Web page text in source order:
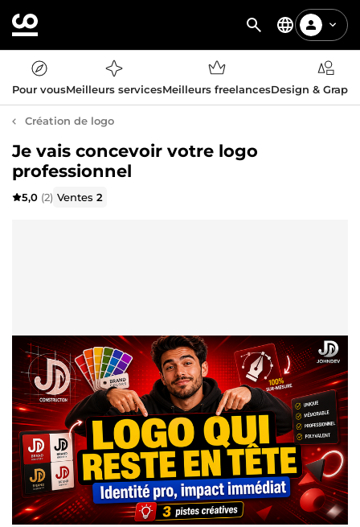
Pour vousMeilleurs servicesMeilleurs freelancesDesign &
Création de logo
Je vais concevoir votre logo
professionnel
5,0 (2) Ventes2